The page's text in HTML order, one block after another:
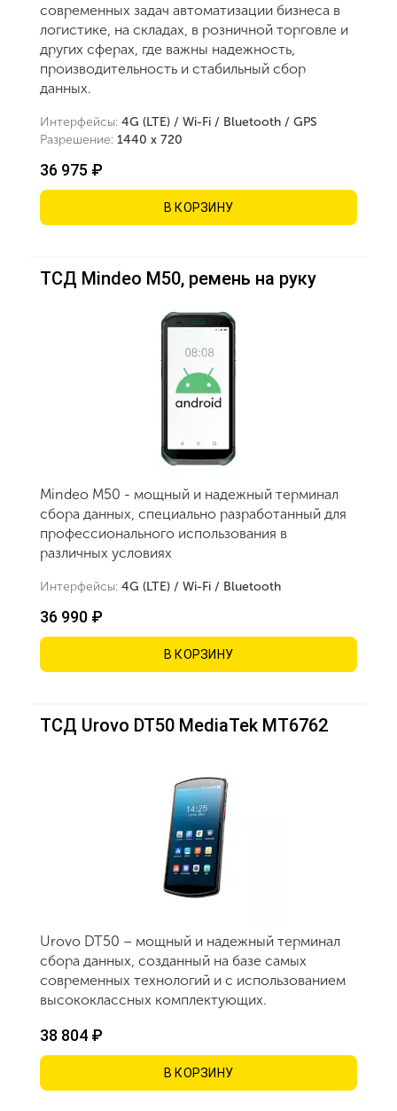
современных задач автоматизации бизнеса в
логистике, на складах, в розничной торговле и
других сферах, где важны надежность,
производительность и стабильный сбор
данных.
Интерфейсы: 4G (LTE) / Wi-Fi / Bluetooth / GPS
Разрешение: 1440 x 720
36 975 ₽
В КОРЗИНУ
ТСД Mindeo M50, ремень на руку
Mindeo M50 - мощный и надежный терминал
сбора данных, специально разработанный для
профессионального использования в
различных условиях
Интерфейсы: 4G (LTE) / Wi-Fi / Bluetooth
36 990 ₽
В КОРЗИНУ
ТСД Urovo DT50 MediaTek MT6762
Urovo DT50 – мощный и надежный терминал
сбора данных, созданный на базе самых
современных технологий и с использованием
высококлассных комплектующих.
38 804 ₽
В КОРЗИНУ